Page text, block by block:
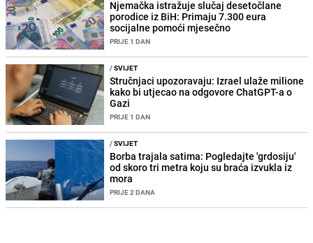
Njemačka istražuje slučaj desetočlane
porodice iz BiH: Primaju 7.300 eura
socijalne pomoći mjesečno
PRIJE 1 DAN
/SVIJET
Stručnjaci upozoravaju: Izrael ulaže milione
kako bi utjecao na odgovore ChatGPT-a o
Gazi
PRIJE 1 DAN
/SVIJET
Borba trajala satima: Pogledajte 'grdosiju'
od skoro tri metra koju su braća izvukla iz
mora
PRIJE 2 DANA